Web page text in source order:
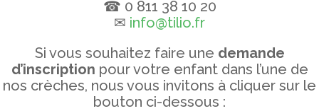
☎ 0 811 38 10 20
✉ info@tilio.fr
Si vous souhaitez faire une demande
d’inscription pour votre enfant dans l’une de
nos crèches, nous vous invitons à cliquer sur le
bouton ci-dessous :